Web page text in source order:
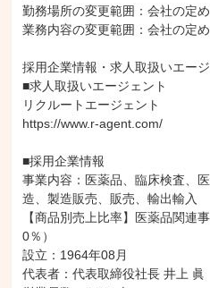
勤務場所の変更範囲：会社の定
業務内容の変更範囲：会社の定
採用企業情報・求人取扱いエー
■求人取扱いエージェント
リクルートエージェント
https://www.r-agent.com/
■採用企業情報
事業内容：医薬品、臨床検査、
造、製造販売、販売、輸出輸入
【商品別売上比率】医薬品関連
0％）
設立：1964年08月
代表者：代表取締役社長 井上 眞